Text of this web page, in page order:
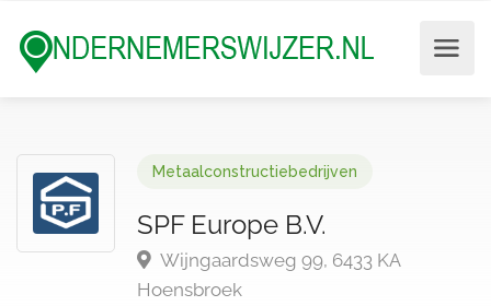
Metaalconstructiebedrijven
SPF Europe B.V.
Wijngaardsweg 99, 6433 KA
Hoensbroek